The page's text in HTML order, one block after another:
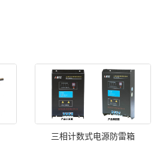
三相计数式电源防雷箱